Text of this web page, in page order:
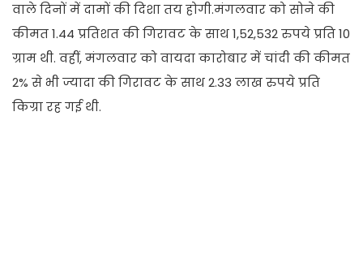
वाले दिनों में दामों की दिशा तय होगी.मंगलवार को सोने की
कीमत 1.44 प्रतिशत की गिरावट के साथ 1,52,532 रुपये प्रति 10
ग्राम थी. वहीं, मंगलवार को वायदा कारोबार में चांदी की कीमत
2% से भी ज्यादा की गिरावट के साथ 2.33 लाख रुपये प्रति
किग्रा रह गई थी.